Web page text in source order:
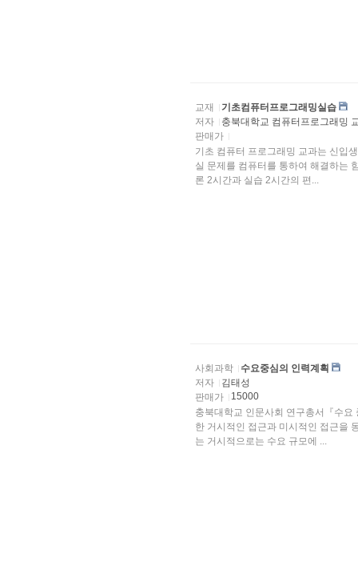
교재
기초컴퓨터프로그래밍실습
저자
충북대학교 컴퓨터프로그래밍
판매가
기초 컴퓨터 프로그래밍 교과는 신입
실 문제를 컴퓨터를 통하여 해결하는
론 2시간과 실습 2시간의 편...
사회과학
수요중심의 인력계획
저자
김태성
판매가
15000
충북대학교 인문사회 연구총서『수
한 거시적인 접근과 미시적인 접근을
는 거시적으로는 수요 규모에 ...